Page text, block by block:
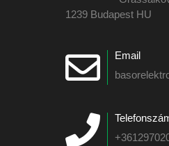
1239 Budapest HU
Email